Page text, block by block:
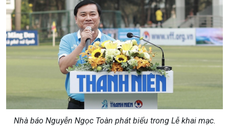
Nhà báo Nguyễn Ngọc Toàn phát biểu trong Lễ khai mạc.